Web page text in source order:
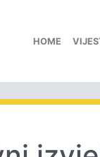
HOME